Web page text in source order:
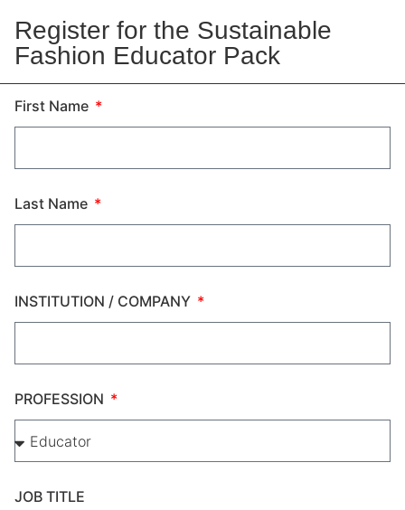
Register for the Sustainable
Fashion Educator Pack
First Name
Last Name
INSTITUTION / COMPANY
PROFESSION
JOB TITLE